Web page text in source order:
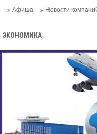
Афиша Новости
ЭКОНОМИКА